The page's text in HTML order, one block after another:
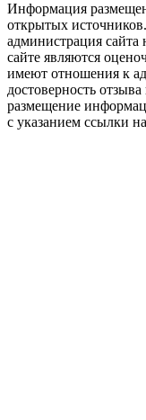
Информация
открытых источников.
администрация
сайте являются
имеют отношения к
достоверность
размещение
с указанием ссылки